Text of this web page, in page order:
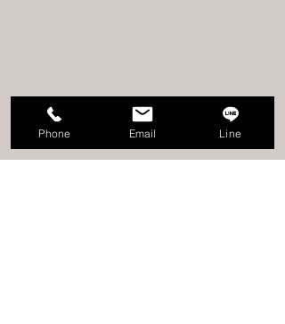
Phone Email Line